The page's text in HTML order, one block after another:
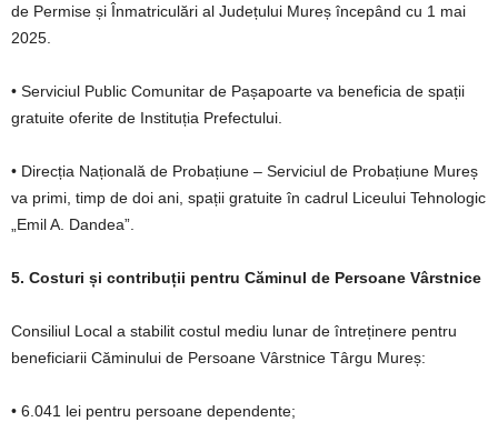
de Permise și Înmatriculări al Județului Mureș începând cu 1 mai
2025.
• Serviciul Public Comunitar de Pașapoarte va beneficia de spații
gratuite oferite de Instituția Prefectului.
• Direcția Națională de Probațiune – Serviciul de Probațiune Mureș
va primi, timp de doi ani, spații gratuite în cadrul Liceului Tehnologic
„Emil A. Dandea”.
5. Costuri și contribuții pentru Căminul de Persoane Vârstnice
Consiliul Local a stabilit costul mediu lunar de întreținere pentru
beneficiarii Căminului de Persoane Vârstnice Târgu Mureș:
• 6.041 lei pentru persoane dependente;